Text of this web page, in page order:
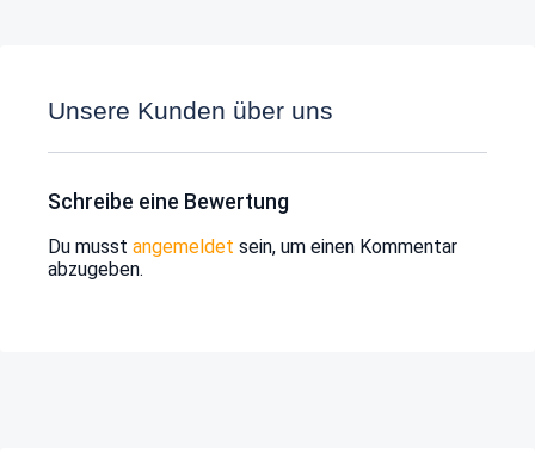
Unsere Kunden über uns
Schreibe eine Bewertung
Du musst angemeldet sein, um einen Kommentar
abzugeben.